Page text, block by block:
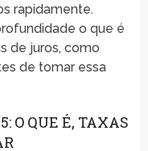
rapidamente.
o que é
de juros, como
de tomar essa
O QUE É, TAXAS